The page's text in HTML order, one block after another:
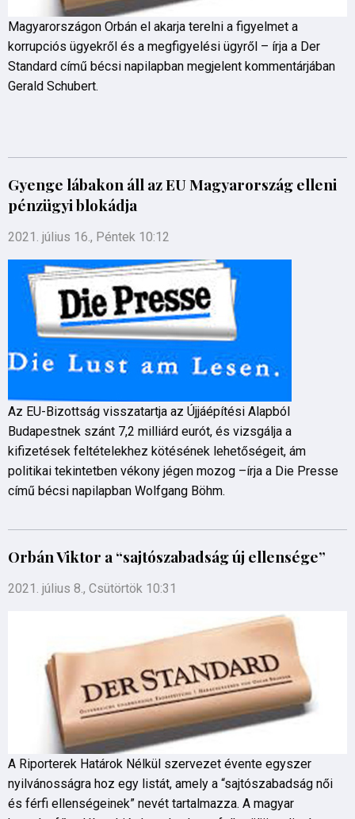
Magyarországon Orbán el akarja terelni a figyelmet a
korrupciós ügyekről és a megfigyelési ügyről – írja a Der
Standard című bécsi napilapban megjelent kommentárjában
Gerald Schubert.
Gyenge lábakon áll az EU Magyarország elleni
pénzügyi blokádja
2021. július 16., Péntek 10:12
Az EU-Bizottság visszatartja az Újjáépítési Alapból
Budapestnek szánt 7,2 milliárd eurót, és vizsgálja a
kifizetések feltételekhez kötésének lehetőségeit, ám
politikai tekintetben vékony jégen mozog –írja a Die Presse
című bécsi napilapban Wolfgang Böhm.
Orbán Viktor a “sajtószabadság új ellensége”
2021. július 8., Csütörtök 10:31
A Riporterek Határok Nélkül szervezet évente egyszer
nyilvánosságra hoz egy listát, amely a “sajtószabadság női
és férfi ellenségeinek” nevét tartalmazza. A magyar